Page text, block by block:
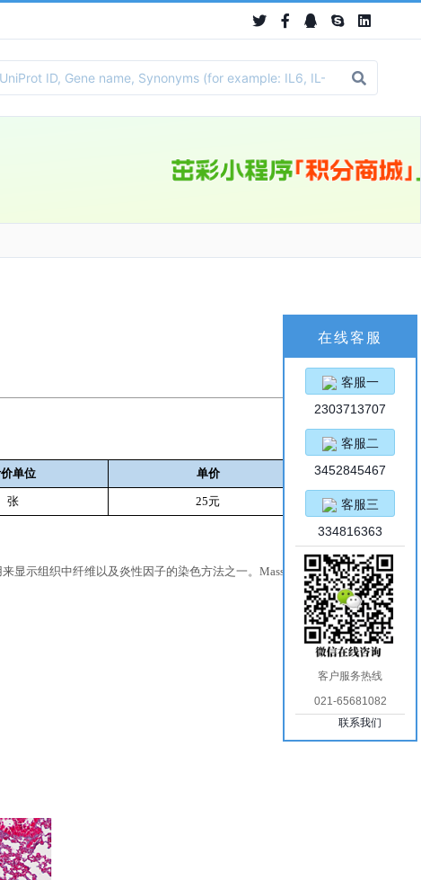
单位 单价
张 25元
显示组织中纤维以及炎性因子的染色方法之一。Masson染色,用于显
在线客服
客服一
2303713707
客服二
3452845467
客服三
334816363
客户服务热线
021-65681082
联系我们